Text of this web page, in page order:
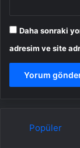
Daha sonraki
adresim ve site
Popüler